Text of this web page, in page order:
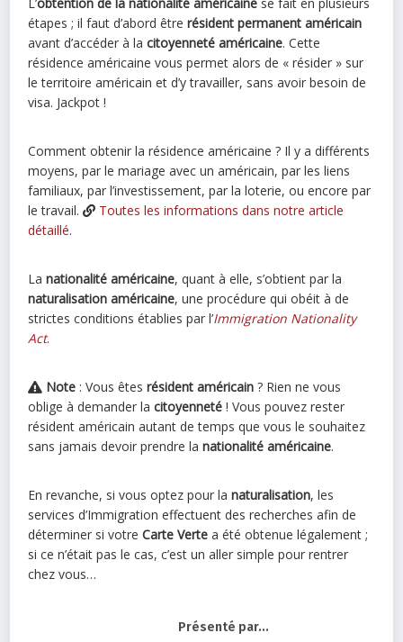
étapes ; il faut d’abord êtrerésident permanent américain
avant d’accéder à lacitoyenneté américaine. Cette
résidence américaine vous permet alors de « résider » sur
le territoire américain et d’y travailler, sans avoir besoin de
visa. Jackpot !
Comment obtenir la résidence américaine ? Il y a différents
moyens, par le mariage avec un américain, par les liens
familiaux, par l’investissement, par la loterie, ou encore par
le travail.
Toutes les informations dans notre article
détaillé.
Lanationalité américaine, quant à elle, s’obtient par la
naturalisation américaine, une procédure qui obéit à de
strictes conditions établies par l’Immigration Nationality
Act.
Note : Vous êtesrésident américain? Rien ne vous
oblige à demander lacitoyenneté ! Vous pouvez rester
résident américain autant de temps que vous le souhaitez
sans jamais devoir prendre lanationalité américaine.
En revanche, si vous optez pour lanaturalisation, les
services d’Immigration effectuent des recherches afin de
déterminer si votreCarte Verte a été obtenue légalement ;
si ce n’était pas le cas, c’est un aller simple pour rentrer
chez vous…
Présenté par...